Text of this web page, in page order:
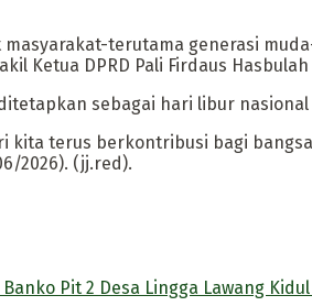
terutama generasi
Ketua DPRD Pali Firdaus Hasbulah
sebagai hari libur
kita terus berkontribusi bagi
2026). (jj.red).